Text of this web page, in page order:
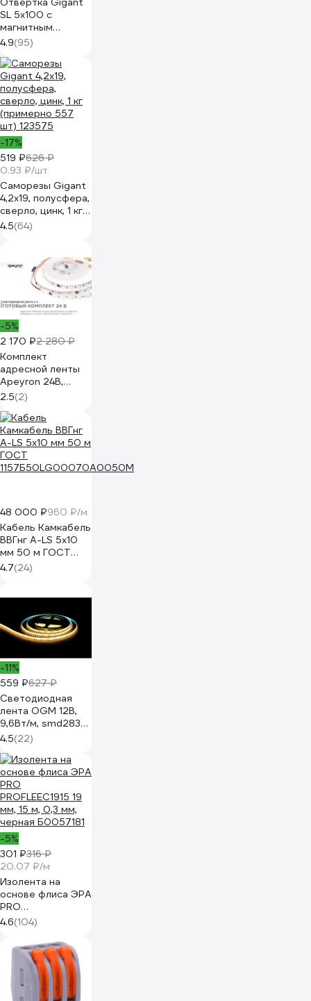
SL 5x100 с
магнитным
наконечником GS
SL5100
4.9(95)
-17%
519 ₽626 ₽
0.93 ₽/шт
Саморезы Gigant
4,2x19, полусфера,
сверло, цинк, 1 кг
(примерно 557
шт) 123575
4.5(64)
-5%
2 170 ₽2 280 ₽
Комплект
адресной ленты
Apeyron 24В,
14,4Вт/м,
smd5050, 60д/м,
IP20, подложка
10мм (белая), 2м,
RGB/ 10-91
2.5(2)
48 000 ₽960 ₽/м
Кабель Камкабель
ВВГнг А-LS 5x10
мм 50 м ГОСТ
1157Б50LG00070А0050М
4.7(24)
-11%
559 ₽627 ₽
Светодиодная
лента OGM 12В,
9,6Вт/м, smd2835,
120д/м, ip65, 7лм/
чип, подложка
8мм, 5м, 3000к. /
LSE-259
4.5(22)
-5%
301 ₽316 ₽
20.07 ₽/м
Изолента на
основе флиса ЭРА
PRO
PROFLEEC1915 19
мм, 15 м, 0,3 мм,
черная Б0057181
4.6(104)